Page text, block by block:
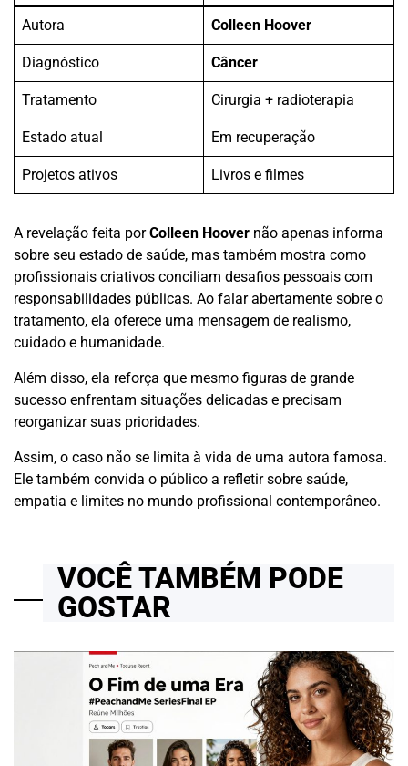
Autora Colleen Hoover
Diagnóstico Câncer
Tratamento Cirurgia + radioterapia
Estado atual Em recuperação
Projetos ativos Livros e filmes
A revelação feita porColleen Hoover não apenas informa
sobre seu estado de saúde, mas também mostra como
profissionais criativos conciliam desafios pessoais com
responsabilidades públicas. Ao falar abertamente sobre o
tratamento, ela oferece uma mensagem de realismo,
cuidado e humanidade.
Além disso, ela reforça que mesmo figuras de grande
sucesso enfrentam situações delicadas e precisam
reorganizar suas prioridades.
Assim, o caso não se limita à vida de uma autora famosa.
Ele também convida o público a refletir sobre saúde,
empatia e limites no mundo profissional contemporâneo.
VOCÊ TAMBÉM PODE
GOSTAR